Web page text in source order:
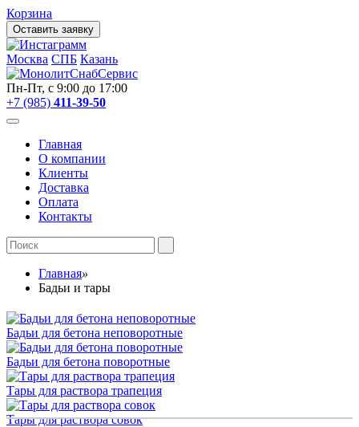
Корзина
Оставить заявку
Москва СПБ Казань
Пн-Пт, с 9:00 до 17:00
+7 (985) 411-39-50
Главная
О компании
Клиенты
Доставка
Оплата
Контакты
Главная»
Бадьи и тары
Бадьи для бетона неповоротные
Бадьи для бетона поворотные
Тары для раствора трапеция
Тары для раствора совок